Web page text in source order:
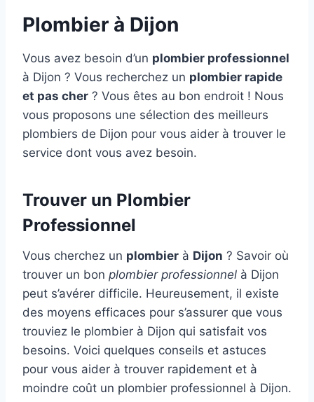
Plombier à Dijon
Vous avez besoin d’un plombier professionnel
à Dijon ? Vous recherchez un plombier rapide
et pas cher ? Vous êtes au bon endroit ! Nous
vous proposons une sélection des meilleurs
plombiers de Dijon pour vous aider à trouver le
service dont vous avez besoin.
Trouver un Plombier
Professionnel
Vous cherchez un plombier à Dijon ? Savoir où
trouver un bon plombier professionnel à Dijon
peut s’avérer difficile. Heureusement, il existe
des moyens efficaces pour s’assurer que vous
trouviez le plombier à Dijon qui satisfait vos
besoins. Voici quelques conseils et astuces
pour vous aider à trouver rapidement et à
moindre coût un plombier professionnel à Dijon.